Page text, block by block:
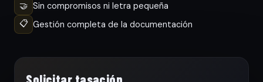
🤝 Sin compromisos ni letra pequeña
📋 Gestión completa de la documentación